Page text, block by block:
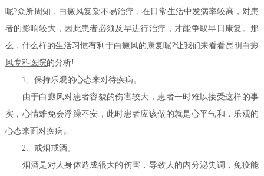
呢?众所周知，白癜风复杂不易治疗，在日常生活中发病率较高，对患
者的影响较大，因此患者必须及早进行治疗，才能争取早日康复。那
么，什么样的生活习惯有利于白癜风的康复呢?让我们来看看昆明白癜
风专科医院的分析!
1、保持乐观的心态来对待疾病。
由于白癜风对患者容貌的伤害较大，患者一时难以接受这样的事
实，心情难免会浮躁不安，此时患者应该做的就是心平气和，乐观的
心态来面对疾病。
2、戒烟戒酒。
烟酒是对人身体造成很大的伤害，导致人的内分泌失调，免疫能